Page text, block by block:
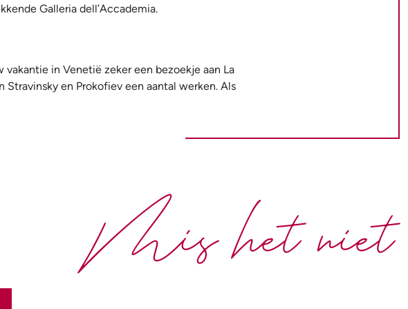
Galleria dell’Accademia.
vakantie in Venetië zeker een bezoekje aan La
en Prokofiev een aantal werken. Als
Mis het niet